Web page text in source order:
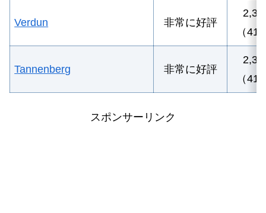
Verdun 非常に好評
（
Tannenberg 非常に好評
（
スポンサーリンク